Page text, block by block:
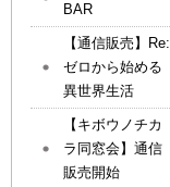
BAR
【通信販売】Re:
ゼロから始める
異世界生活
【キボウノチカ
ラ同窓会】通信
販売開始